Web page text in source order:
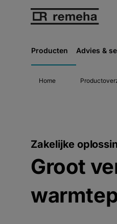
Producten Advies &
Home
Zakelijke
Groot